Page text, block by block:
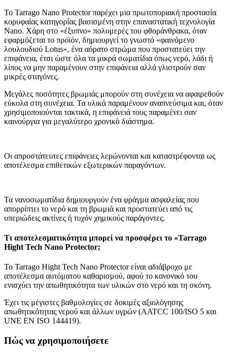
Το Tarrago Nano Protector παρέχει μια πρωτοποριακή προστασία
κορυφαίας κατηγορίας βασισμένη στην επαναστατική τεχνολογία
Nano. Χάρη στο «έξυπνο» πολυμερές του φθοράνθρακα, όταν
εφαρμόζεται το προϊόν, δημιουργεί το γνωστό «φαινόμενο
λουλουδιού Lotus», ένα αόρατο στρώμα που προστατεύει την
επιφάνεια, έτσι ώστε όλα τα μικρά σωματίδια όπως νερό, λάδι ή
λίπος να μην παραμένουν στην επιφάνεια αλλά γλιστρούν σαν
μικρές σταγόνες.
Μεγάλες ποσότητες βρωμιάς μπορούν στη συνέχεια να αφαιρεθούν
εύκολα στη συνέχεια. Τα υλικά παραμένουν αναπνεύσιμα και, όταν
χρησιμοποιούνται τακτικά, η επιφάνειά τους παραμένει σαν
καινούργια για μεγαλύτερο χρονικό διάστημα.
Οι απροστάτευτες επιφάνειες λερώνονται και καταστρέφονται ως
αποτέλεσμα επιθετικών εξωτερικών παραγόντων.
Τα νανοσωματίδια δημιουργούν ένα φράγμα ασφαλείας που
απορρίπτει το νερό και τη βρωμιά και προστατεύει από τις
υπεριώδεις ακτίνες ή τυχόν χημικούς παράγοντες.
Τι αποτελεσματικότητα μπορεί να προσφέρει το «Tarrago
Hight Tech Nano Protector;
Το Tarrago Hight Tech Nano Protector είναι αδιάβροχο με
αποτέλεσμα αυτόματου καθαρισμού, αφού το κανονικό του
ενισχύει την απωθητικότητα των υλικών στο νερό και τη σκόνη.
Έχει τις μέγιστες βαθμολογίες σε δοκιμές αξιολόγησης
απωθητικότητας νερού και άλλων υγρών (AATCC 100/ISO 5 και
UNE EN ISO 144419).
Πώς να χρησιμοποιήσετε